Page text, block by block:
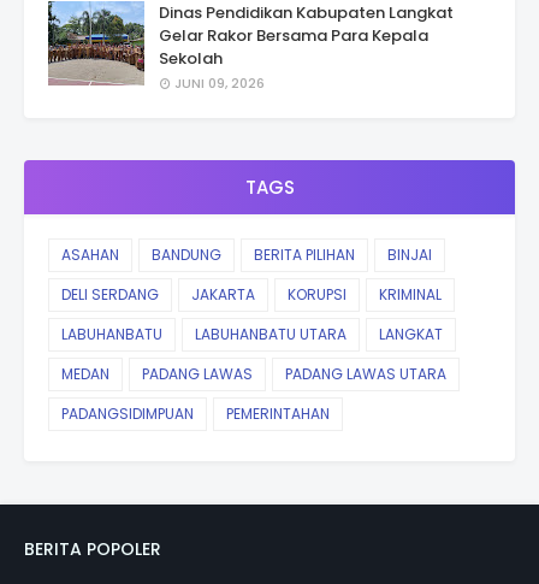
Dinas Pendidikan Kabupaten Langkat
Gelar Rakor Bersama Para Kepala
Sekolah
JUNI 09, 2026
TAGS
ASAHAN BANDUNG BERITA PILIHAN
BINJAI
DELI SERDANG
JAKARTA KORUPSI
KRIMINAL
LABUHANBATU
LABUHANBATU UTARA
LANGKAT
MEDAN
PADANG LAWAS
PADANG LAWAS UTARA
PADANGSIDIMPUAN
PEMERINTAHAN
BERITA POPOLER